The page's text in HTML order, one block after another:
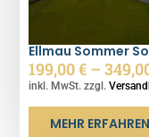
Ellmau Sommer
199,00€ –
inkl. MwSt. zzgl.
MEHR ERFAHREN